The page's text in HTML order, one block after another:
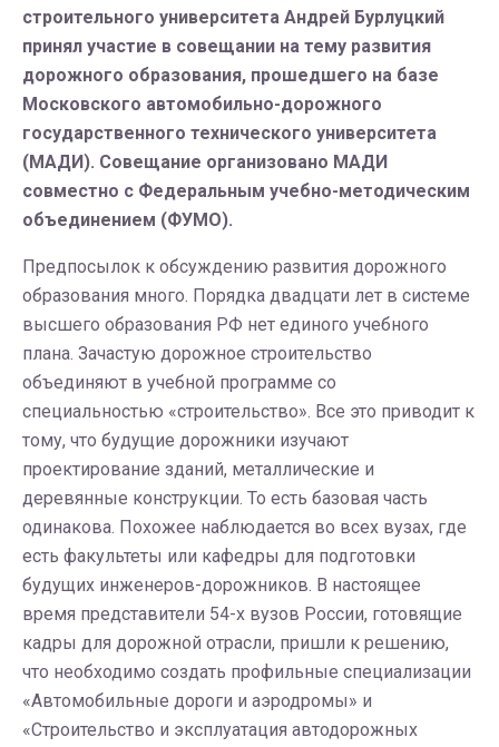
строительного университета Андрей Бурлуцкий
принял участие в совещании на тему развития
дорожного образования, прошедшего на базе
Московского автомобильно-дорожного
государственного технического университета
(МАДИ). Совещание организовано МАДИ
совместно с Федеральным учебно-методическим
объединением (ФУМО).
Предпосылок к обсуждению развития дорожного
образования много. Порядка двадцати лет в системе
высшего образования РФ нет единого учебного
плана. Зачастую дорожное строительство
объединяют в учебной программе со
специальностью «строительство». Все это приводит к
тому, что будущие дорожники изучают
проектирование зданий, металлические и
деревянные конструкции. То есть базовая часть
одинакова. Похожее наблюдается во всех вузах, где
есть факультеты или кафедры для подготовки
будущих инженеров-дорожников. В настоящее
время представители 54-х вузов России, готовящие
кадры для дорожной отрасли, пришли к решению,
что необходимо создать профильные специализации
«Автомобильные дороги и аэродромы» и
«Строительство и эксплуатация автодорожных